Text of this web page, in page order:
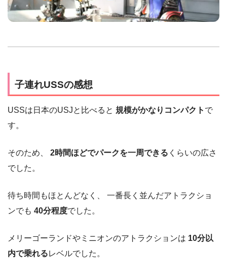
子連れUSSの感想
USSは日本のUSJと比べると 規模がかなりコンパクト で
す。
そのため、 2時間ほどでパークを一周できる くらいの広さ
でした。
待ち時間もほとんどなく、 一番長く並んだアトラクショ
ンでも 40分程度でした。
メリーゴーランドやミニオンのアトラクションは 10分以
内で乗れるレベルでした。